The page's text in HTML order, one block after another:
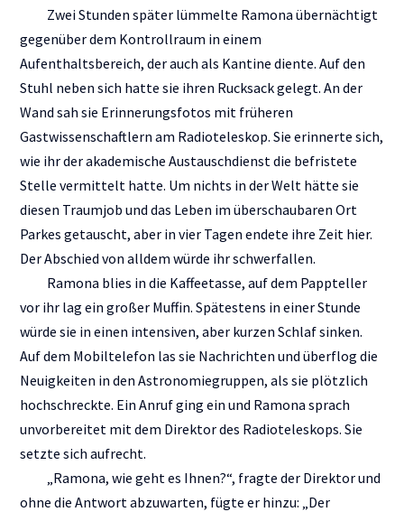
Zwei Stunden später lümmelte Ramona übernächtigt
gegenüber dem Kontrollraum in einem
Aufenthaltsbereich, der auch als Kantine diente. Auf den
Stuhl neben sich hatte sie ihren Rucksack gelegt. An der
Wand sah sie Erinnerungsfotos mit früheren
Gastwissenschaftlern am Radioteleskop. Sie erinnerte sich,
wie ihr der akademische Austauschdienst die befristete
Stelle vermittelt hatte. Um nichts in der Welt hätte sie
diesen Traumjob und das Leben im überschaubaren Ort
Parkes getauscht, aber in vier Tagen endete ihre Zeit hier.
Der Abschied von alldem würde ihr schwerfallen.
Ramona blies in die Kaffeetasse, auf dem Pappteller
vor ihr lag ein großer Muffin. Spätestens in einer Stunde
würde sie in einen intensiven, aber kurzen Schlaf sinken.
Auf dem Mobiltelefon las sie Nachrichten und überflog die
Neuigkeiten in den Astronomiegruppen, als sie plötzlich
hochschreckte. Ein Anruf ging ein und Ramona sprach
unvorbereitet mit dem Direktor des Radioteleskops. Sie
setzte sich aufrecht.
„Ramona, wie geht es Ihnen?“, fragte der Direktor und
ohne die Antwort abzuwarten, fügte er hinzu: „Der